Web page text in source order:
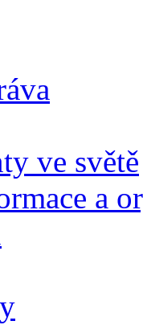
ve světě
a